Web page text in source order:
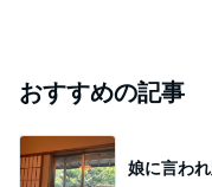
おすすめの記事
娘に言わ